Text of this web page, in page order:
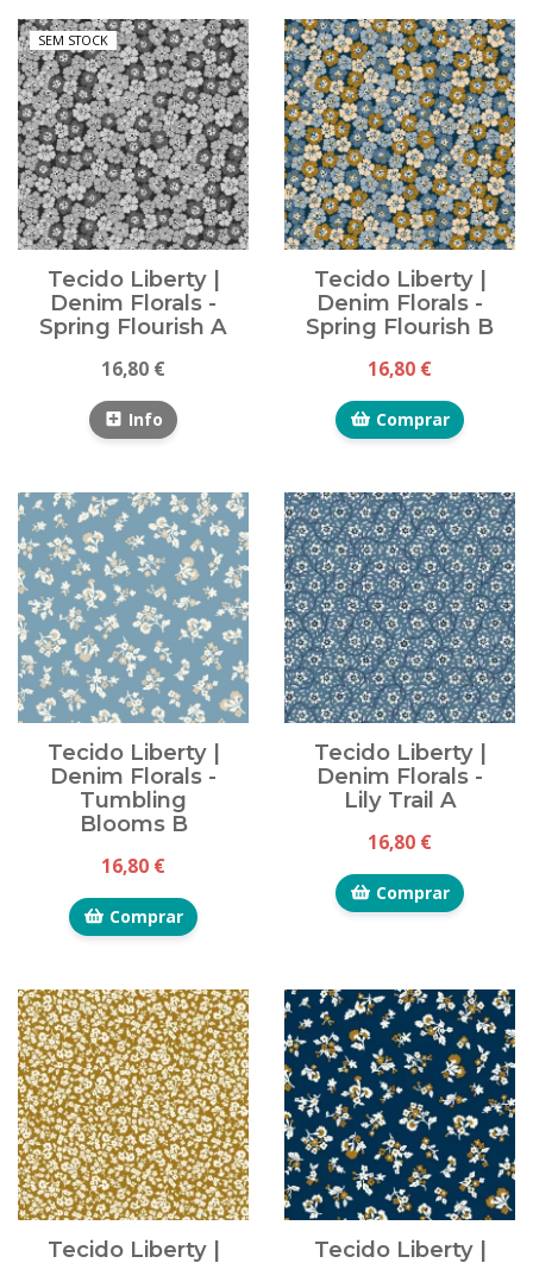
SEM STOCK
Tecido Liberty |
Denim Florals -
Spring Flourish A
16,80 €
Info
Tecido Liberty |
Denim Florals -
Spring Flourish B
16,80 €
Comprar
Tecido Liberty |
Denim Florals -
Tumbling
Blooms B
16,80 €
Comprar
Tecido Liberty |
Denim Florals -
Lily Trail A
16,80 €
Comprar
Tecido Liberty |
Tecido Liberty |